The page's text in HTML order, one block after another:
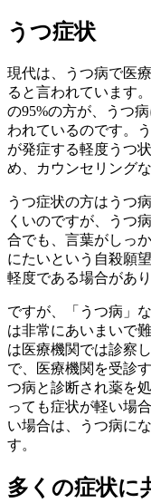
うつ症状
現代は、うつ病で医
ると言われています
の95%の方が、うつ
われているのです。
が発症する軽度うつ
め、カウンセリング
うつ症状の方はうつ
くいのですが、うつ
合でも、言葉がしっ
にたいという自殺願
軽度である場合があり
ですが、「うつ病」
は非常にあいまいで
は医療機関では診察
で、医療機関を受診
つ病と診断され薬を
っても症状が軽い場
い場合は、うつ病に
す。
多くの症状に